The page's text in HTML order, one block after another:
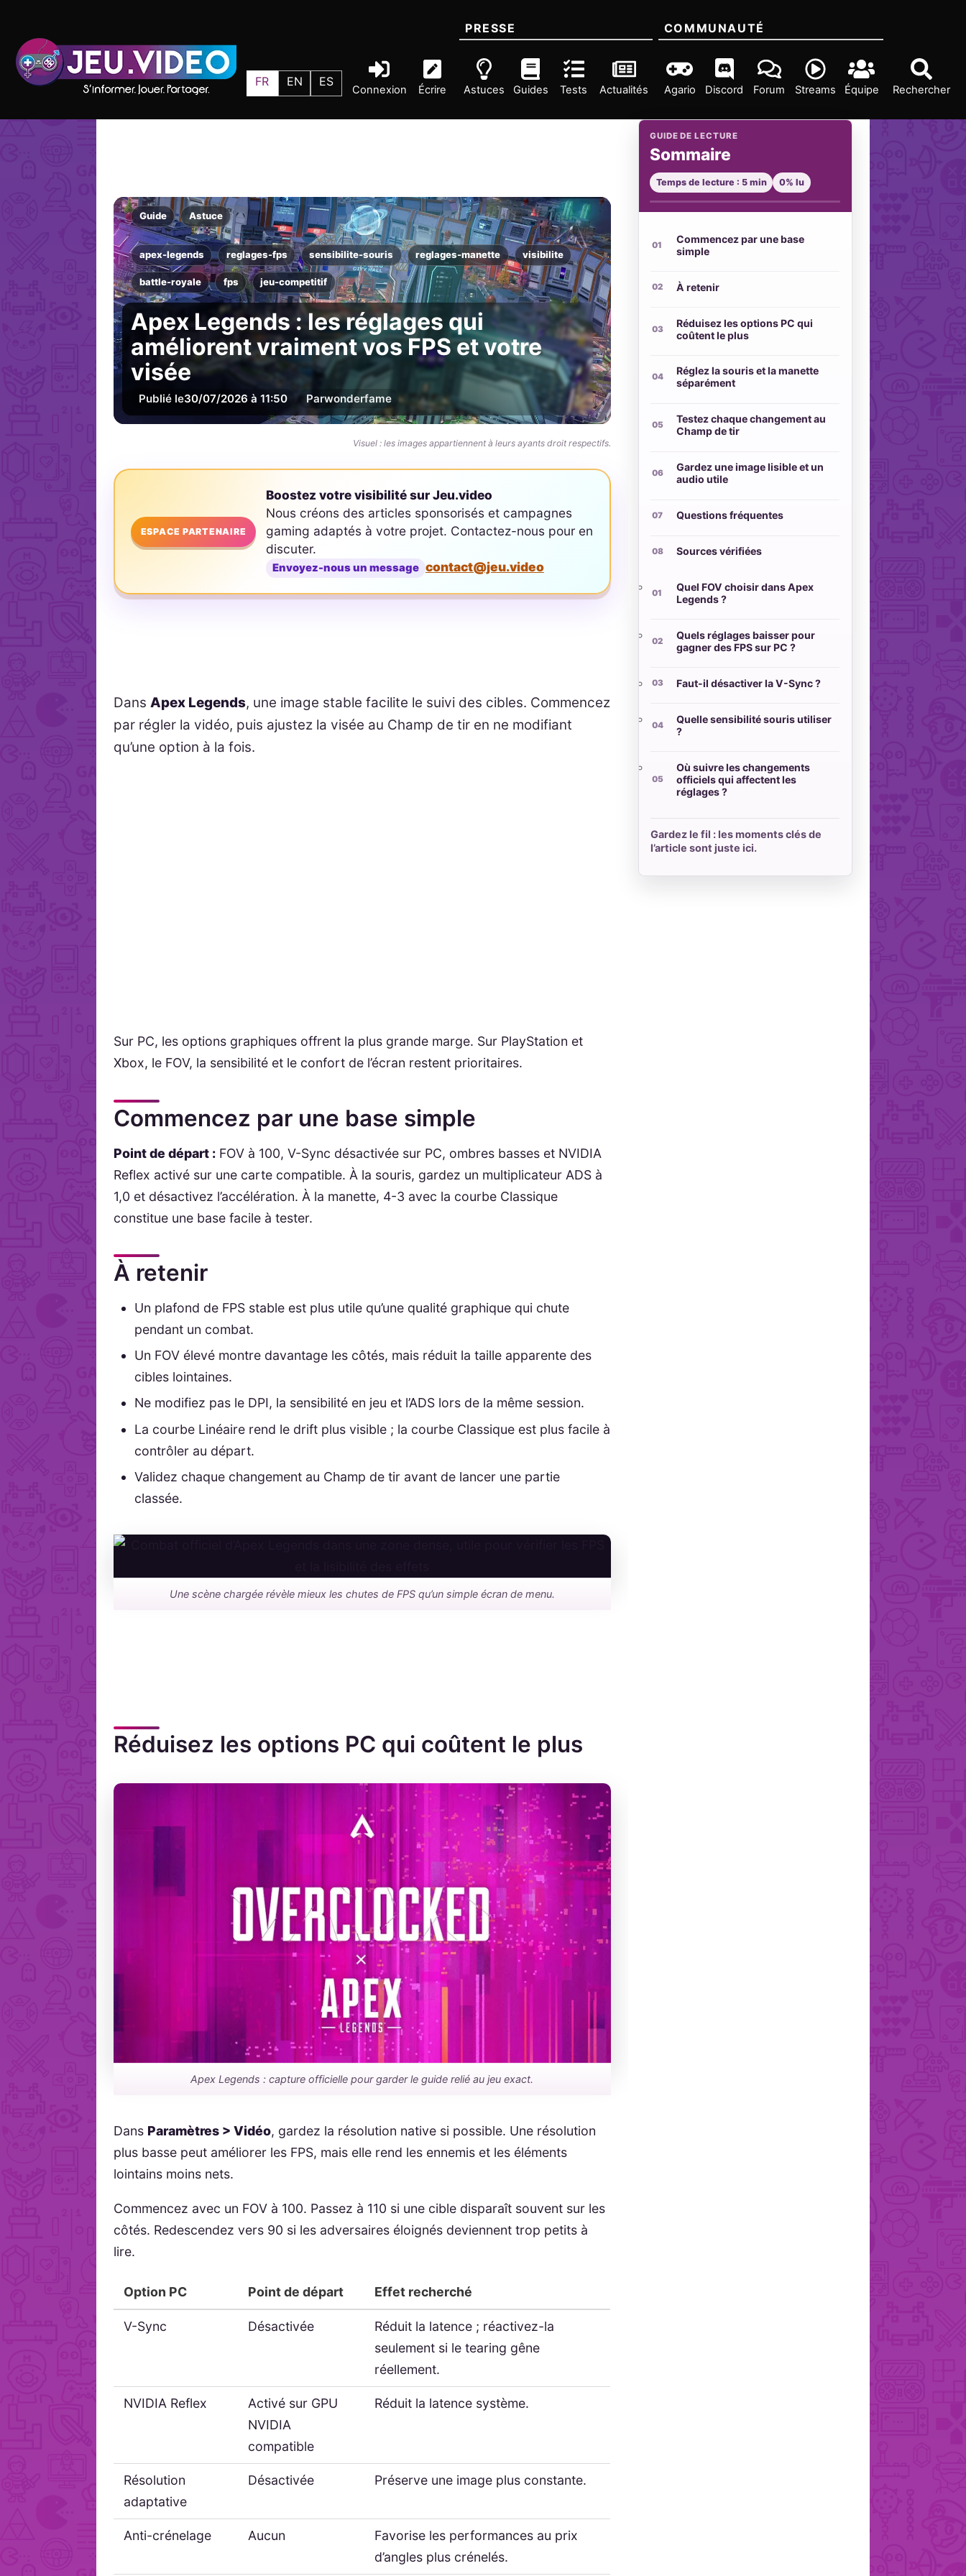
FR EN ES
Connexion Écrire Rechercher
PRESSE
Astuces Guides Tests Actualités
COMMUNAUTÉ
Agario Discord Forum Streams Équipe
Guide Astuce
apex-legends reglages-fps sensibilite-souris reglages-manette visibilite
battle-royale fps jeu-competitif
Apex Legends : les réglages qui
améliorent vraiment vos FPS et votre
visée
Publié le30/07/2026 à 11:50 Parwonderfame
Visuel : les images appartiennent à leurs ayants droit respectifs.
ESPACE PARTENAIRE
Boostez votre visibilité sur Jeu.video
Nous créons des articles sponsorisés et campagnes
gaming adaptés à votre projet. Contactez-nous pour en
discuter.
Envoyez-nous un message contact@jeu.video
DansApex Legends, une image stable facilite le suivi des cibles. Commencez
par régler la vidéo, puis ajustez la visée au Champ de tir en ne modifiant
qu’une option à la fois.
Sur PC, les options graphiques offrent la plus grande marge. Sur PlayStation et
Xbox, le FOV, la sensibilité et le confort de l’écran restent prioritaires.
Commencez par une base simple
Point de départ : FOV à 100, V-Sync désactivée sur PC, ombres basses et NVIDIA
Reflex activé sur une carte compatible. À la souris, gardez un multiplicateur ADS à
1,0 et désactivez l’accélération. À la manette, 4-3 avec la courbe Classique
constitue une base facile à tester.
À retenir
Un plafond de FPS stable est plus utile qu’une qualité graphique qui chute
pendant un combat.
Un FOV élevé montre davantage les côtés, mais réduit la taille apparente des
cibles lointaines.
Ne modifiez pas le DPI, la sensibilité en jeu et l’ADS lors de la même session.
La courbe Linéaire rend le drift plus visible ; la courbe Classique est plus facile à
contrôler au départ.
Validez chaque changement au Champ de tir avant de lancer une partie
classée.
Une scène chargée révèle mieux les chutes de FPS qu’un simple écran de menu.
Réduisez les options PC qui coûtent le plus
Apex Legends : capture officielle pour garder le guide relié au jeu exact.
Dans Paramètres > Vidéo, gardez la résolution native si possible. Une résolution
plus basse peut améliorer les FPS, mais elle rend les ennemis et les éléments
lointains moins nets.
Commencez avec un FOV à 100. Passez à 110 si une cible disparaît souvent sur les
côtés. Redescendez vers 90 si les adversaires éloignés deviennent trop petits à
lire.
Option PC Point de départ Effet recherché
V-Sync Désactivée
Réduit la latence ; réactivez-la
seulement si le tearing gêne
réellement.
NVIDIA Reflex
Activé sur GPU
NVIDIA
compatible
Réduit la latence système.
Résolution
adaptative
Désactivée Préserve une image plus constante.
Anti-crénelage Aucun
Favorise les performances au prix
d’angles plus crénelés.
GUIDE DE LECTURE
Sommaire
Temps de lecture : 5 min 0% lu
Commencez par une base
simple
À retenir
Réduisez les options PC qui
coûtent le plus
Réglez la souris et la manette
séparément
Testez chaque changement au
Champ de tir
Gardez une image lisible et un
audio utile
Questions fréquentes
Sources vérifiées
Quel FOV choisir dans Apex
Legends ?
Quels réglages baisser pour
gagner des FPS sur PC ?
Faut-il désactiver la V-Sync ?
Quelle sensibilité souris utiliser
?
Où suivre les changements
officiels qui affectent les
réglages ?
Gardez le fil : les moments clés de
l’article sont juste ici.